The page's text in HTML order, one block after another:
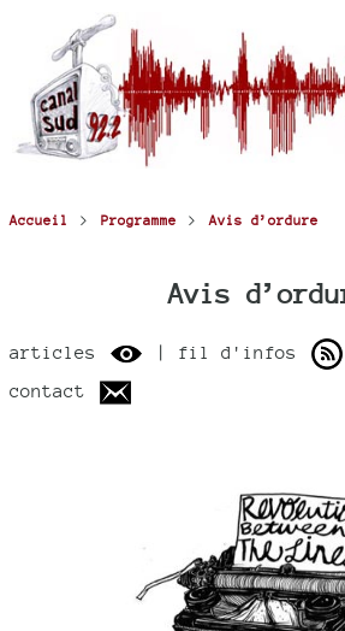
Accueil > Programme > Avis d’ordure
Avis
articles | fil d'infos
contact